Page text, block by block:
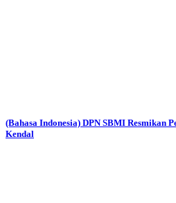
(Bahasa Indonesia) DPN SBMI Resmikan
Kendal